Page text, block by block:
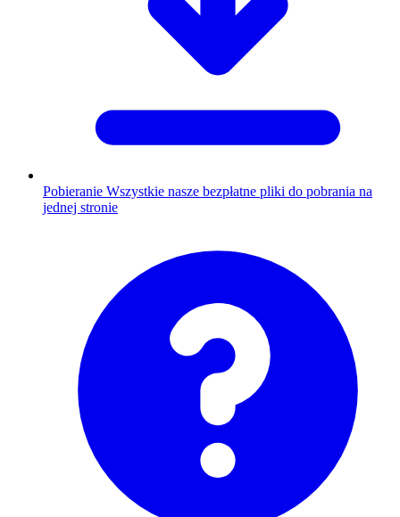
Pobieranie Wszystkie nasze bezpłatne pliki do pobrania na
jednej stronie